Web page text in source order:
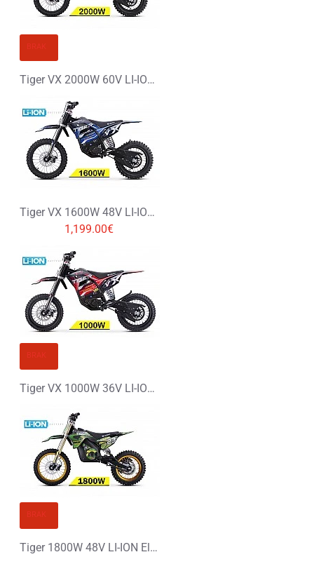
Tiger VX 2000W 60V LI-ION Elektryczny Cross 14/12
Tiger VX 1600W 48V LI-ION Elektryczny Cross 14/12
1,199.00€
Tiger VX 1000W 36V LI-ION Elektryczny Cross 12/12
Tiger 1800W 48V LI-ION Elektryczny Cross 14/12